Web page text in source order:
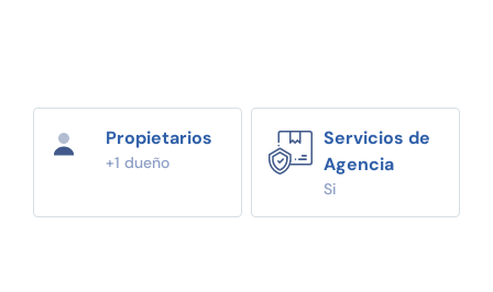
Propietarios
+1 dueño
Servicios de
Agencia
Si